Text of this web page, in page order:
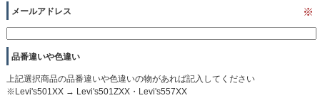
メールアドレス ※
品番違いや色違い
上記選択商品の品番違いや色違いの物があれば記入してください
※Levi's501XX → Levi's501ZXX・Levi's557XX